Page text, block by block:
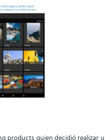
products quien decidió realizar